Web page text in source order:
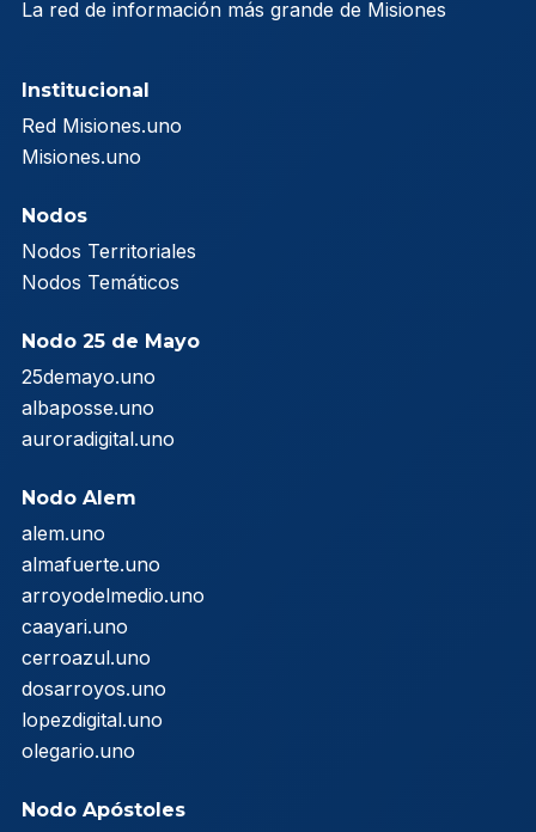
La red de información más grande de Misiones
Institucional
Red Misiones.uno
Misiones.uno
Nodos
Nodos Territoriales
Nodos Temáticos
Nodo 25 de Mayo
25demayo.uno
albaposse.uno
auroradigital.uno
Nodo Alem
alem.uno
almafuerte.uno
arroyodelmedio.uno
caayari.uno
cerroazul.uno
dosarroyos.uno
lopezdigital.uno
olegario.uno
Nodo Apóstoles